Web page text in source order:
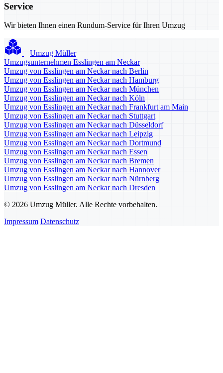
Service
Wir bieten Ihnen einen Rundum-Service für Ihren Umzug
Umzug Müller
Umzugsunternehmen Esslingen am Neckar
Umzug von Esslingen am Neckar nach Berlin
Umzug von Esslingen am Neckar nach Hamburg
Umzug von Esslingen am Neckar nach München
Umzug von Esslingen am Neckar nach Köln
Umzug von Esslingen am Neckar nach Frankfurt am Main
Umzug von Esslingen am Neckar nach Stuttgart
Umzug von Esslingen am Neckar nach Düsseldorf
Umzug von Esslingen am Neckar nach Leipzig
Umzug von Esslingen am Neckar nach Dortmund
Umzug von Esslingen am Neckar nach Essen
Umzug von Esslingen am Neckar nach Bremen
Umzug von Esslingen am Neckar nach Hannover
Umzug von Esslingen am Neckar nach Nürnberg
Umzug von Esslingen am Neckar nach Dresden
© 2026 Umzug Müller. Alle Rechte vorbehalten.
Impressum Datenschutz